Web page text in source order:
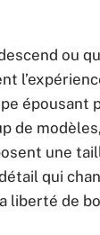
ou
épousant
de
une
qui
liberté de